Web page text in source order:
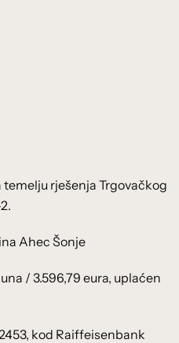
rješenja Trgovačkog
Ahec Šonje
/ 3.596,79 eura, uplaćen
kod Raiffeisenbank